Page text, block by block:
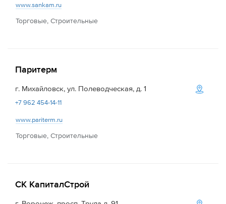
www.sankam.ru
Торговые, Строительные
Паритерм
г. Михайловск, ул. Полеводческая, д. 1
+7 962 454-14-11
www.pariterm.ru
Торговые, Строительные
СК КапиталСтрой